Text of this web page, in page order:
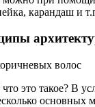
карандаш и
это такое? В
основных